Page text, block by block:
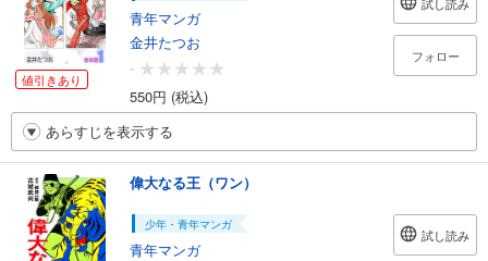
値引きあり
青年マンガ
金井たつお
-
550円 (税込)
フォロー
あらすじを表示する
偉大なる王（ワン）
少年・青年マンガ
青年マンガ
試し読み